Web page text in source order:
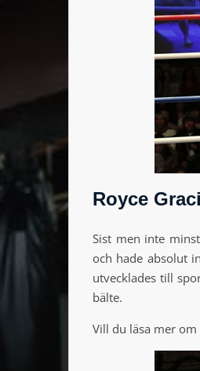
Royce
Sist men inte
och hade absolut
utvecklades till
bälte.
Vill du läsa mer